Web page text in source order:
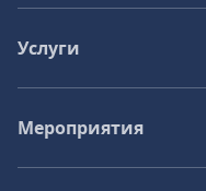
Услуги
Мероприятия